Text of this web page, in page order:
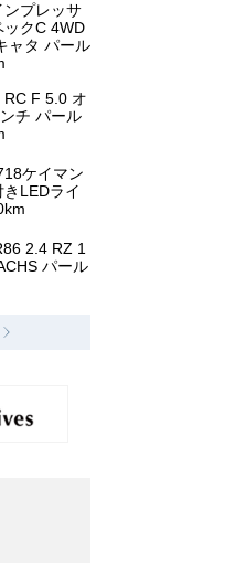
プレッサ
クC 4WD
ャタ パール
F 5.0 オ
チ パール
ケイマン
LEDライ
2.4 RZ 1
パール